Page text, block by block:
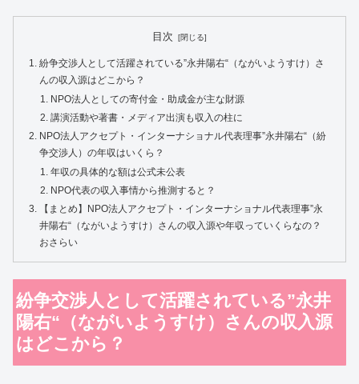
目次
紛争交渉人として活躍されている”永井陽右“（ながいようすけ）さ
んの収入源はどこから？
NPO法人としての寄付金・助成金が主な財源
講演活動や著書・メディア出演も収入の柱に
NPO法人アクセプト・インターナショナル代表理事”永井陽右“（紛
争交渉人）の年収はいくら？
年収の具体的な額は公式未公表
NPO代表の収入事情から推測すると？
【まとめ】NPO法人アクセプト・インターナショナル代表理事”永
井陽右“（ながいようすけ）さんの収入源や年収っていくらなの？
おさらい
紛争交渉人として活躍されている”永井
陽右“（ながいようすけ）さんの収入源
はどこから？